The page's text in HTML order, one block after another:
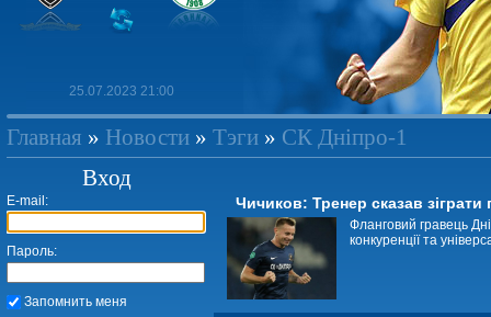
25.07.2023 21:00
Главная » Новости » Тэги » СК Дніпро-1
Чичиков: Тренер сказав
Фланговий гравець
конкуренції та
Вход
E-mail:
Пароль:
Запомнить меня